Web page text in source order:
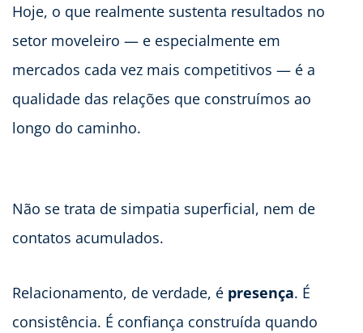
Hoje, o que realmente sustenta resultados no
setor moveleiro — e especialmente em
mercados cada vez mais competitivos — é a
qualidade das relações que construímos ao
longo do caminho.
Não se trata de simpatia superficial, nem de
contatos acumulados.
Relacionamento, de verdade, é presença. É
consistência. É confiança construída quando